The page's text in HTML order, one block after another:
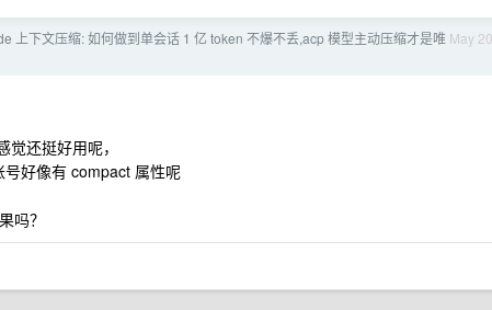
May 20
上下文压缩: 如何做到单会话 1 亿 token 不爆不丢,acp 模型主动压缩才是唯
还挺好用呢，
好像有 compact 属性呢
吗？